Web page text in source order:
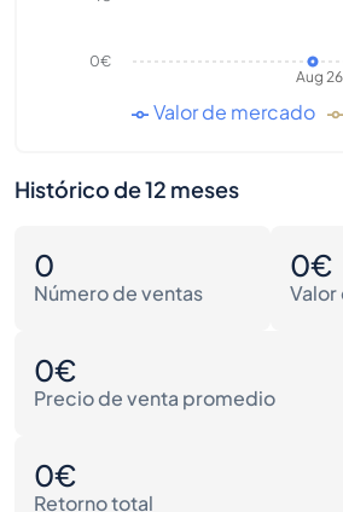
Aug 26
0€
Valor de mercado
Histórico de 12 meses
0
Número de ventas
0€
0€
Precio de venta promedio
0€
Retorno total